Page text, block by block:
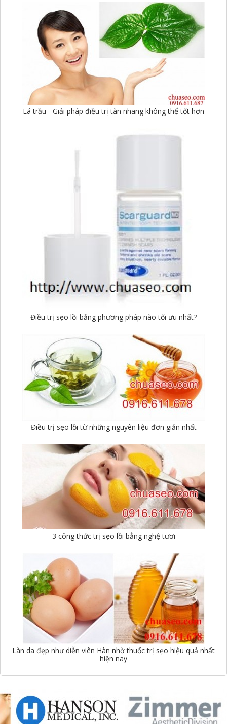
Lá trầu - Giải pháp điều trị tàn nhang không thể tốt hơn
Điều trị sẹo lồi bằng phương pháp nào tối ưu nhất?
Điều trị sẹo lồi từ những nguyên liệu đơn giản nhất
3 công thức trị sẹo lồi bằng nghệ tươi
Làn da đẹp như diễn viên Hàn nhờ thuốc trị sẹo hiệu quả nhất
hiện nay